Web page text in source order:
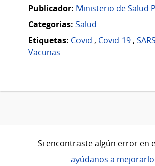
Publicador: Ministerio de Salud
Categorias: Salud
Etiquetas: Covid , Covid-19 ,
Vacunas
Si encontraste algún error en
ayúdanos a mejorarlo